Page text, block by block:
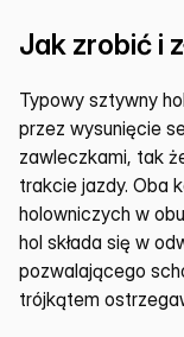
Jak zrobić i
Typowy sztywny
przez wysunięcie
zawleczkami, tak
trakcie jazdy. Oba
holowniczych w
hol składa się w
pozwalającego
trójkątem